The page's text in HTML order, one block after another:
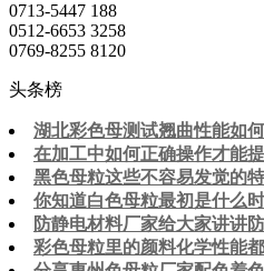
0713-5447 188
0512-6653 3258
0769-8255 8120
头条榜
湖北彩色母测试翘曲性能如何
在加工中如何正确操作才能
黑色母粒这些不容易发觉的
你知道白色母粒最初是什么
防静电材料厂家给大家讲讲
彩色母粒里的颜料化学性能